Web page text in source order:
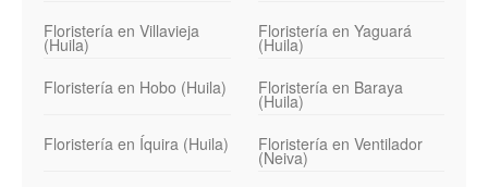
Floristería en Villavieja
(Huila)
Floristería en Yaguará
(Huila)
Floristería en Hobo (Huila)
Floristería en Baraya
(Huila)
Floristería en Íquira (Huila)
Floristería en Ventilador
(Neiva)